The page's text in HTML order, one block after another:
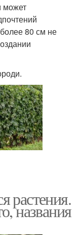
может
80 см не
растения.
названия